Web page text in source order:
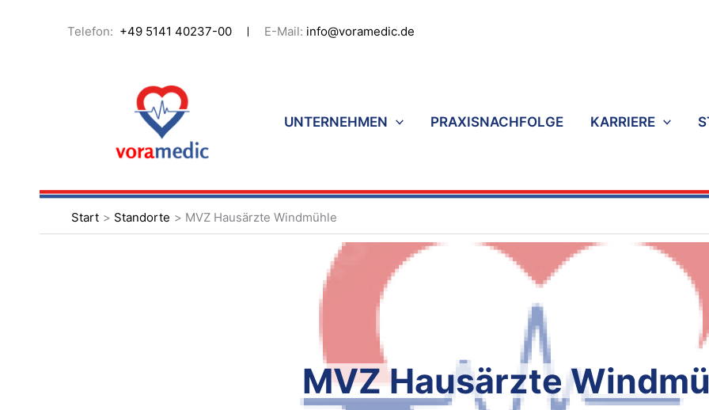
InhaltTelefon: +49 5141 40237-00 E-Mail: info@voramedic.de
UNTERNEHMEN PRAXISNACHFOLGE KARRIERE
Start Standorte MVZ Hausärzte Windmühle
MVZ Hausärzte